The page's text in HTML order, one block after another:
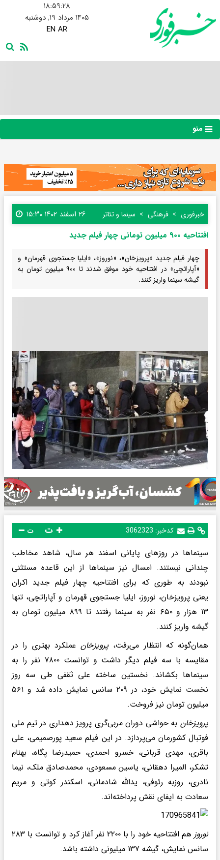
۱۸:۵۹:۲۹
۱۴۰۵ مرداد ۱۹, دوشنبه
EN AR
منو
خبرفوری فرهنگی سینما و تئاتر ۲۶ اسفند ۱۴۰۲ ۱۵:۳۰
افتتاحیه‌ ۹۰۰ میلیون تومانی چهار فیلم جدید
چهار فیلم جدید «پرویزخان»، «نوروز»، «ایلیا جستجوی قهرمان» و
«آپاراتچی» در افتتاحیه خود موفق شدند تا ۹۰۰ میلیون تومان به
گیشه سینما واریز کنند.
کدخبر: 3062323 ت
سینماها در روزهای پایانی اسفند هر سال، شاهد مخاطب
چندانی نیستند. امسال نیز سینماها از این قاعده مستثنی
نبودند به طوری که برای افتتاحیه چهار فیلم جدید اکران
یعنی پرویزخان، نوروز، ایلیا جستجوی قهرمان و آپاراتچی، تنها
۱۳ هزار و ۶۵۰ نفر به سینما رفتند تا ۸۹۹ میلیون تومان به
گیشه واریز کنند.
همان‌گونه که انتظار می‌رفت، پرویزخان عملکرد بهتری را در
مقایسه با سه فیلم دیگر داشت و توانست ۷۸۰۰ نفر را به
سینماها بکشاند. نخستین ساخته علی ثقفی طی سه روز
نخست نمایش خود، در ۲۰۹ سانس نمایش داده شد و ۵۶۱
میلیون تومان نیز فروخت.
پرویزخان به حواشی دوران مربی‌گری پرویز دهداری در تیم ملی
فوتبال کشورمان می‌پردازد. در این فیلم سعید پورصمیمی، علی
باقری، مهدی قربانی، خسرو احمدی، حمیدرضا پگاه، بهنام
تشکر، المیرا دهقانی، یاسین مسعودی، محمدصادق ملک، نیما
نادری، روزبه رئوفی، یدالله شادمانی، اسکندر کوتی و مریم
سعادت به ایفای نقش پرداخته‌اند.
نوروز
هم افتتاحیه خود را با ۲۲۰۰ نفر آغاز کرد و توانست با ۲۸۳
سانس نمایش، گیشه ۱۳۷ میلیونی داشته باشد.